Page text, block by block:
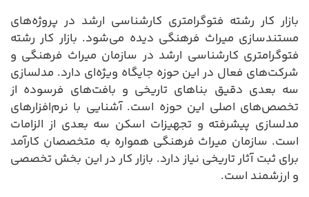
بازار کار رشته فتوگرامتری کارشناسی ارشد در پروژه‌های
مستندسازی میراث فرهنگی دیده می‌شود. بازار کار رشته
فتوگرامتری کارشناسی ارشد در سازمان میراث فرهنگی و
شرکت‌های فعال در این حوزه جایگاه ویژه‌ای دارد. مدلسازی
سه بعدی دقیق بناهای تاریخی و بافت‌های فرسوده از
تخصص‌های اصلی این حوزه است. آشنایی با نرم‌افزارهای
مدلسازی پیشرفته و تجهیزات اسکن سه بعدی از الزامات
است. سازمان میراث فرهنگی همواره به متخصصان کارآمد
برای ثبت آثار تاریخی نیاز دارد. بازار کار در این بخش تخصصی
و ارزشمند است.